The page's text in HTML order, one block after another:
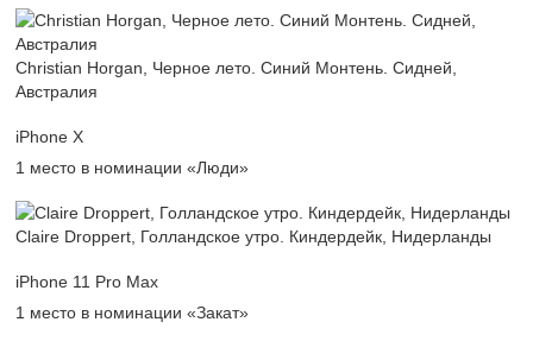
Christian Horgan, Черное лето. Синий Монтень. Сидней,
Австралия
iPhone X
1 место в номинации «Люди»
Claire Droppert, Голландское утро. Киндердейк, Нидерланды
iPhone 11 Pro Max
1 место в номинации «Закат»